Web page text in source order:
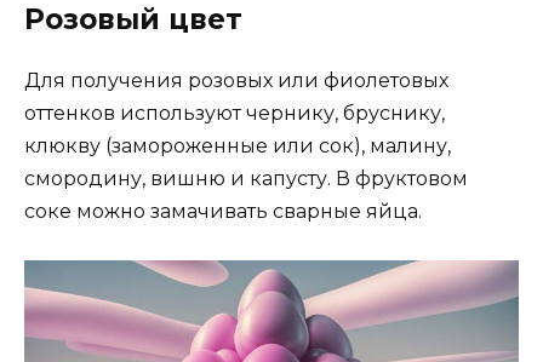
Розовый цвет
Для получения розовых или фиолетовых
оттенков используют чернику, бруснику,
клюкву (замороженные или сок), малину,
смородину, вишню и капусту. В фруктовом
соке можно замачивать сварные яйца.